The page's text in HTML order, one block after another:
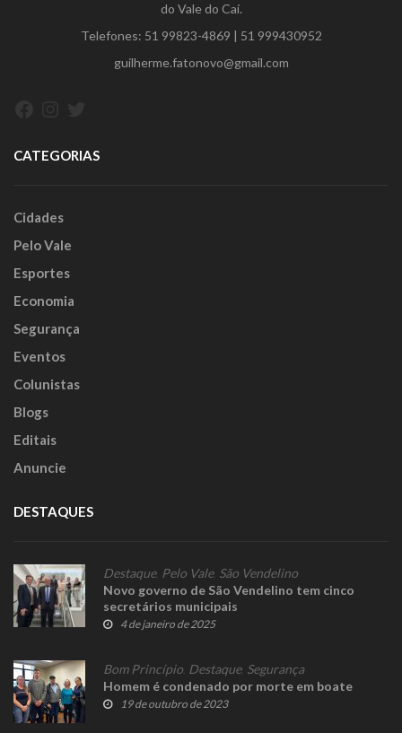
do Vale do Caí.
Telefones: 51 99823-4869 | 51 999430952
guilherme.fatonovo@gmail.com
CATEGORIAS
Cidades
Pelo Vale
Esportes
Economia
Segurança
Eventos
Colunistas
Blogs
Editais
Anuncie
DESTAQUES
Destaque, Pelo Vale, São Vendelino
Novo governo de São Vendelino tem cinco
secretários municipais
4 de janeiro de 2025
Bom Princípio Destaque, Segurança
Homem é condenado por morte em boate
19 de outubro de 2023